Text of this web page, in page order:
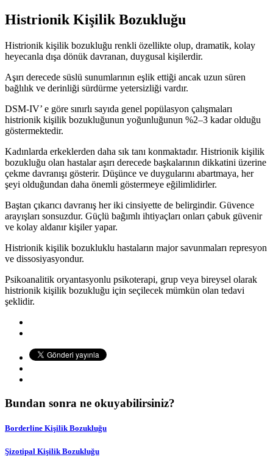
Histrionik Kişilik Bozukluğu
Histrionik kişilik bozukluğu renkli özellikte olup, dramatik, kolay
heyecanla dışa dönük davranan, duygusal kişilerdir.
Aşırı derecede süslü sunumlarının eşlik ettiği ancak uzun süren
bağlılık ve derinliği sürdürme yetersizliği vardır.
DSM-IV’ e göre sınırlı sayıda genel popülasyon çalışmaları
histrionik kişilik bozukluğunun yoğunluğunun %2–3 kadar olduğu
göstermektedir.
Kadınlarda erkeklerden daha sık tanı konmaktadır. Histrionik kişilik
bozukluğu olan hastalar aşırı derecede başkalarının dikkatini üzerine
çekme davranışı gösterir. Düşünce ve duygularını abartmaya, her
şeyi olduğundan daha önemli göstermeye eğilimlidirler.
Baştan çıkarıcı davranış her iki cinsiyette de belirgindir. Güvence
arayışları sonsuzdur. Güçlü bağımlı ihtiyaçları onları çabuk güvenir
ve kolay aldanır kişiler yapar.
Histrionik kişilik bozukluklu hastaların major savunmaları represyon
ve dissosiyasyondur.
Psikoanalitik oryantasyonlu psikoterapi, grup veya bireysel olarak
histrionik kişilik bozukluğu için seçilecek mümkün olan tedavi
şeklidir.
Bundan sonra ne okuyabilirsiniz?
Borderline Kişilik Bozukluğu
Şizotipal Kişilik Bozukluğu